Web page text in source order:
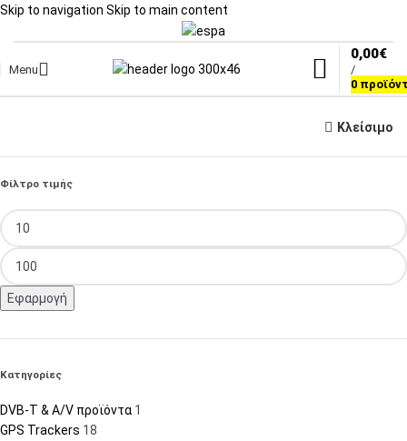
Skip to navigation Skip to main content
Menu
0
/
0,00€
Κλείσιμο
Φίλτρο τιμής
Εφαρμογή
Κατηγορίες
DVB-T & A/V προϊόντα 1
GPS Trackers 18